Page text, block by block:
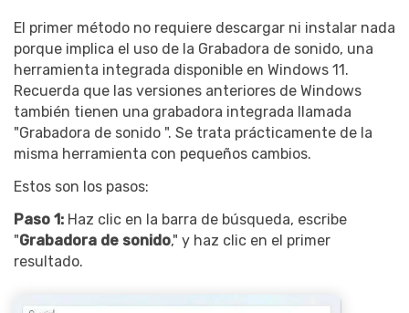
El primer método no requiere descargar ni instalar nada
porque implica el uso de la Grabadora de sonido, una
herramienta integrada disponible en Windows 11.
Recuerda que las versiones anteriores de Windows
también tienen una grabadora integrada llamada
"Grabadora de sonido ". Se trata prácticamente de la
misma herramienta con pequeños cambios.
Estos son los pasos:
Paso 1: Haz clic en la barra de búsqueda, escribe
"Grabadora de sonido," y haz clic en el primer
resultado.